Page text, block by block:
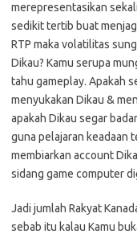
merepresentasikan
sedikit tertib buat
RTP maka volatilitas
Dikau? Kamu serupa
tahu gameplay. Apakah
menyukakan Dikau &
apakah Dikau segar
guna pelajaran keadaan
membiarkan account
sidang game computer
Jadi jumlah Rakyat
sebab itu kalau Kamu